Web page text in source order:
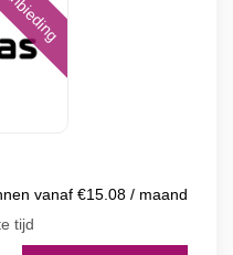
vanaf €15.08 / maand
tijd